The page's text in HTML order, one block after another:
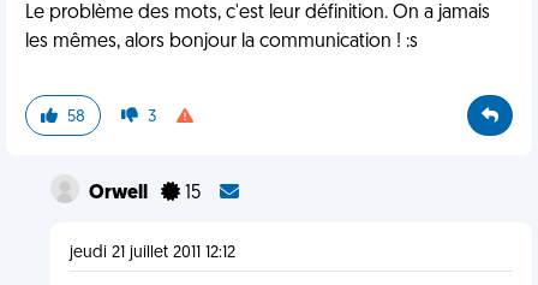
Le problème des mots, c'est leur définition. On a jamais
les mêmes, alors bonjour la communication ! :s
58 3
Orwell 15
jeudi 21 juillet 2011 12:12